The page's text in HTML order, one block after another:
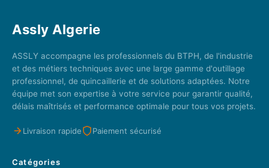
Assly Algerie
ASSLY accompagne les professionnels du BTPH, de l'industrie
et des métiers techniques avec une large gamme d'outillage
professionnel, de quincaillerie et de solutions adaptées. Notre
équipe met son expertise à votre service pour garantir qualité,
délais maîtrisés et performance optimale pour tous vos projets.
Livraison rapide Paiement sécurisé
Catégories